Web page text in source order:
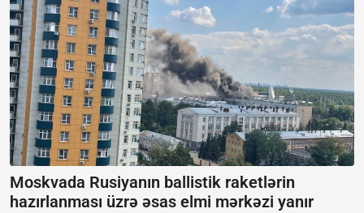
Moskvada Rusiyanın ballistik raketlərin
hazırlanması üzrə əsas elmi mərkəzi yanır